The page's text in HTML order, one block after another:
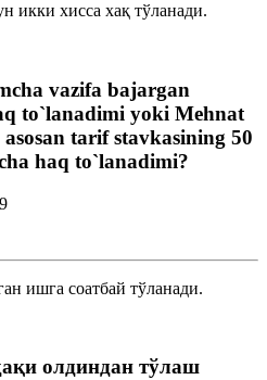
икки хисса хақ тўланади.
vazifa bajargan
to`lanadimi yoki Mehnat
tarif stavkasining 50
haq to`lanadimi?
ишга соатбай тўланади.
олдиндан тўлаш